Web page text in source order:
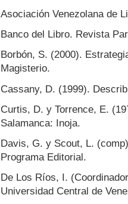
Asociación Venezolana de
Banco del Libro. Revista
Borbón, S. (2000).
Magisterio.
Cassany, D. (1999).
Curtis, D. y Torrence, E.
Salamanca: Inoja.
Davis, G. y Scout, L.
Programa Editorial.
De Los Ríos, I.
Universidad Central de